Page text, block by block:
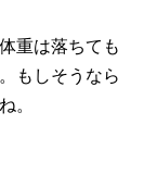
重は落ちても
もしそうなら
。